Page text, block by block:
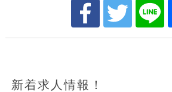
新着求人情報！